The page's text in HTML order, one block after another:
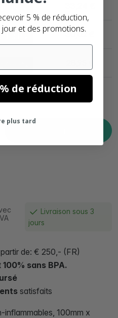
24.31% 30,02 €
Livraison sous 3
jours
de: € 250,- (FR)
100% sans BPA.
satisfaits
100mm x
5 % de réduction,
et des promotions.
de réduction
plus tard